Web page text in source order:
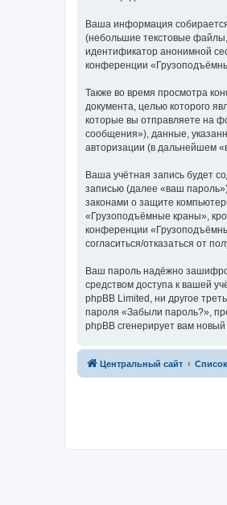
Ваша информация
(небольшие текстовые
идентификатор анонимной
конференции
Также во время просмотра
документа, целью которого
которые вы отправляете на
сообщения»), данные,
авторизации (в дальнейшем
Ваша учётная запись будет
записью (далее «ваш
законами о защите
«Грузоподъёмные краны»,
конференции
согласиться/отказаться от
Ваш пароль надёжно
средством доступа к вашей
phpBB Limited, ни другое
пароля «Забыли пароль?»,
phpBB сгенерирует вам
Центральный сайт